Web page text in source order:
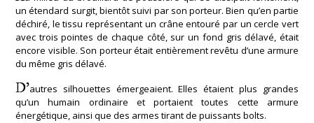
un étendard surgit, bientôt suivi par son porteur. Bien qu’en partie
déchiré, le tissu représentant un crâne entouré par un cercle vert
avec trois pointes de chaque côté, sur un fond gris délavé, était
encore visible. Son porteur était entièrement revêtu d’une armure
du même gris délavé.
D’autres silhouettes émergeaient. Elles étaient plus grandes
qu’un humain ordinaire et portaient toutes cette armure
énergétique, ainsi que des armes tirant de puissants bolts.